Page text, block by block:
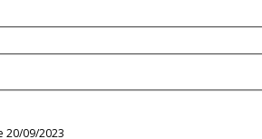
20/09/2023